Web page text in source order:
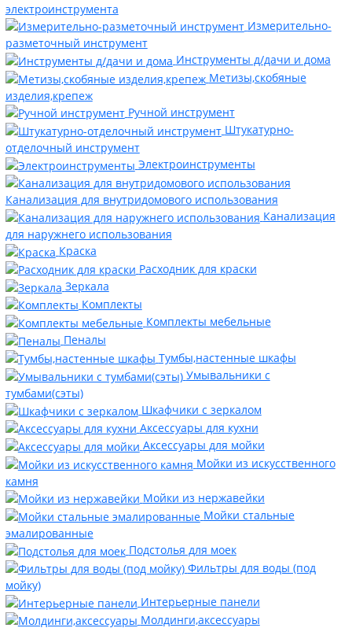
электроинструмента
Измерительно-
разметочный инструмент
Инструменты д/дачи и дома
Метизы,скобяные
изделия,крепеж
Ручной инструмент
Штукатурно-
отделочный инструмент
Электроинструменты
Канализация для внутридомового использования
Канализация
для наружнего использования
Краска
Расходник для краски
Зеркала
Комплекты
Комплекты мебельные
Пеналы
Тумбы,настенные шкафы
Умывальники с
тумбами(сэты)
Шкафчики с зеркалом
Аксессуары для кухни
Аксессуары для мойки
Мойки из искусственного
камня
Мойки из нержавейки
Мойки стальные
эмалированные
Подстолья для моек
Фильтры для воды (под
мойку)
Интерьерные панели
Молдинги,аксессуары